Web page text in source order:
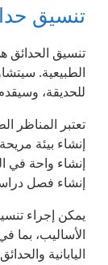
تنسيق
تنسيق الحدائق
الطبيعية.
للحديقة،
تعتبر المناظر
إنشاء بيئة
إنشاء واحة في
إنشاء فصل
يمكن إجراء
الأساليب، بما
اليابانية